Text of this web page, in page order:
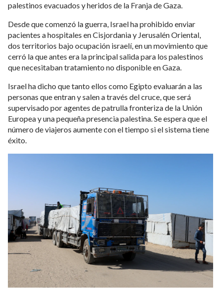
palestinos evacuados y heridos de la Franja de Gaza.
Desde que comenzó la guerra, Israel ha prohibido enviar
pacientes a hospitales en Cisjordania y Jerusalén Oriental,
dos territorios bajo ocupación israelí, en un movimiento que
cerró la que antes era la principal salida para los palestinos
que necesitaban tratamiento no disponible en Gaza.
Israel ha dicho que tanto ellos como Egipto evaluarán a las
personas que entran y salen a través del cruce, que será
supervisado por agentes de patrulla fronteriza de la Unión
Europea y una pequeña presencia palestina. Se espera que el
número de viajeros aumente con el tiempo si el sistema tiene
éxito.